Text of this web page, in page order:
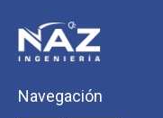
Navegación